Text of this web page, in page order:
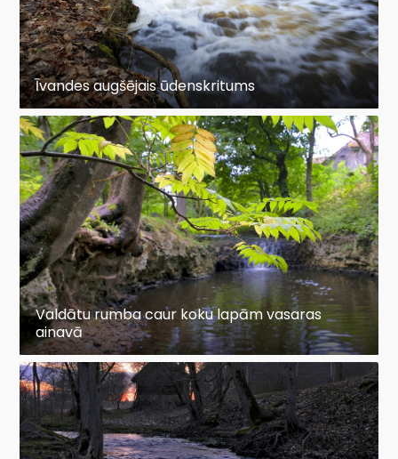
Īvandes augšējais ūdenskritums
Valdātu rumba caur koku lapām vasaras
ainavā